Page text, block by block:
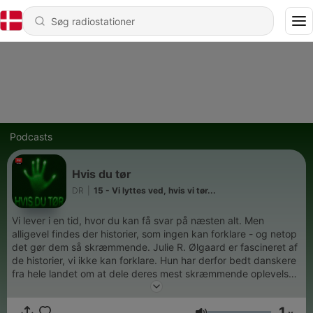
Podcasts
Hvis du tør
DR 15 - Vi lyttes ved, hvis vi tør...
Vi lever i en tid, hvor du kan få svar på næsten alt. Men
alligevel findes der historier, som ingen kan forklare - og netop
det gør dem så skræmmende. Julie R. Ølgaard er fascineret af
de historier, vi ikke kan forklare. Hun har derfor bedt danskere
fra hele landet om at dele deres mest skræmmende oplevelser
med hende, for at undersøge, hvad der sker, når vi giver plads